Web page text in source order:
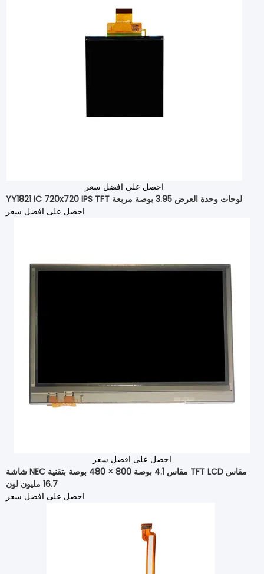
احصل على افضل سعر
YY1821 IC 720x720 IPS TFT لوحات وحدة العرض 3.95 بوصة مربعة
احصل على افضل سعر
احصل على افضل سعر
شاشة NEC مقاس 4.1 بوصة 800 × 480 بوصة بتقنية TFT LCD مقاس
16.7 مليون لون
احصل على افضل سعر